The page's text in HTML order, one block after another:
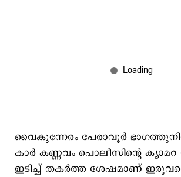
വൈകുന്നേരം പേരാവൂർ
കാർ കണ്ണവം പൊലീസിന്റെ
ഇടിച്ച് തകർത്ത ശേഷമാണ്